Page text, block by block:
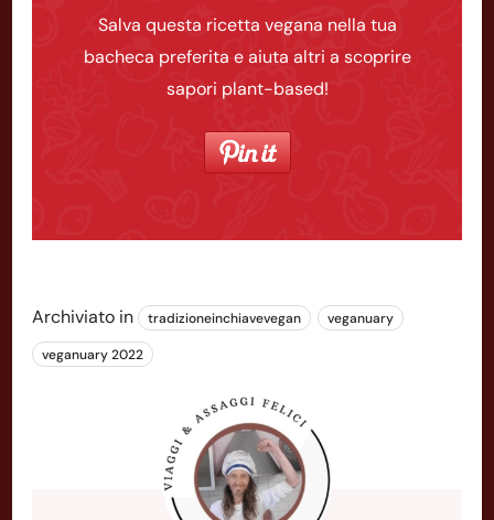
Salva questa ricetta vegana nella tua
bacheca preferita e aiuta altri a scoprire
sapori plant-based!
Archiviato in tradizioneinchiavevegan veganuary
veganuary 2022